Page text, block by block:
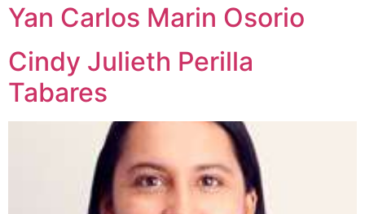
Yan Carlos Marin Osorio
Cindy Julieth Perilla
Tabares